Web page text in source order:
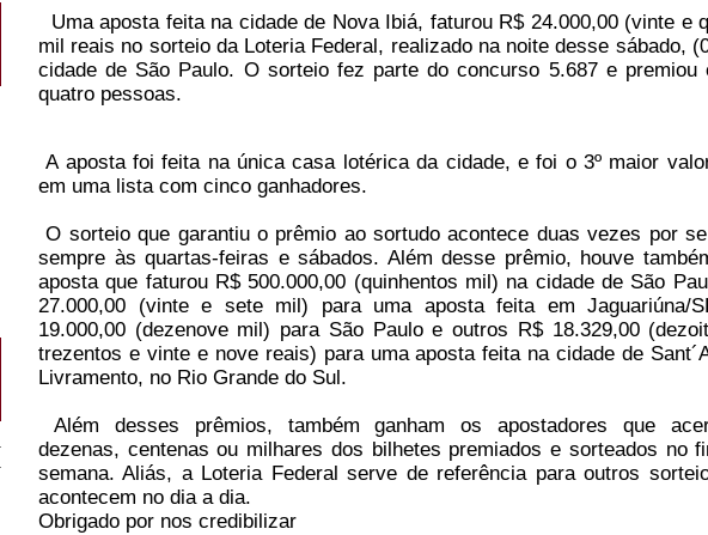
Uma aposta feita na cidade de Nova Ibiá, faturou R$ 24.000,00 (vinte e
mil reais no sorteio da Loteria Federal, realizado na noite desse sábado,
cidade de São Paulo. O sorteio fez parte do concurso 5.687 e premiou
quatro pessoas.
A aposta foi feita na única casa lotérica da cidade, e foi o 3º maior
em uma lista com cinco ganhadores.
O sorteio que garantiu o prêmio ao sortudo acontece duas vezes por
sempre às quartas-feiras e sábados. Além desse prêmio, houve
aposta que faturou R$ 500.000,00 (quinhentos mil) na cidade de São
27.000,00 (vinte e sete mil) para uma aposta feita em Jaguariúna/
19.000,00 (dezenove mil) para São Paulo e outros R$ 18.329,00
trezentos e vinte e nove reais) para uma aposta feita na cidade de
Livramento, no Rio Grande do Sul.
Além desses prêmios, também ganham os apostadores que
dezenas, centenas ou milhares dos bilhetes premiados e sorteados no
semana. Aliás, a Loteria Federal serve de referência para outros
acontecem no dia a dia.
Obrigado por nos credibilizar